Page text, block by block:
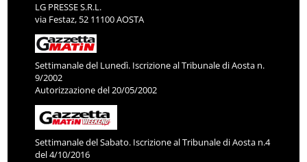
LG PRESSE S.R.L.
via Festaz, 52 11100 AOSTA
Settimanale del Lunedì. Iscrizione al Tribunale di Aosta n.
9/2002
Autorizzazione del 20/05/2002
Settimanale del Sabato. Iscrizione al Tribunale di Aosta n.4
del 4/10/2016